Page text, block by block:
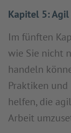
Kapitel 5:
Im fünften
wie Sie nicht
handeln
Praktiken und
helfen, die
Arbeit